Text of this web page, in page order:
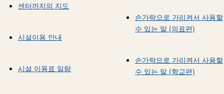
센터까지의 지도
시설이용 안내
시설 이용료 일람
손가락으로 가리켜서 사용할
수 있는 말 (의료편)
손가락으로 가리켜서 사용할
수 있는 말 (학교편)